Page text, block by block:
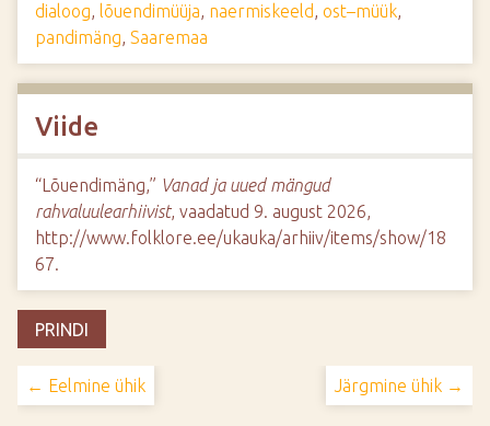
dialoog, lõuendimüüja, naermiskeeld, ost–müük,
pandimäng, Saaremaa
Viide
“Lõuendimäng,” Vanad ja uued mängud
rahvaluulearhiivist, vaadatud 9. august 2026,
http://www.folklore.ee/ukauka/arhiiv/items/show/18
67.
PRINDI
← Eelmine ühik Järgmine ühik →